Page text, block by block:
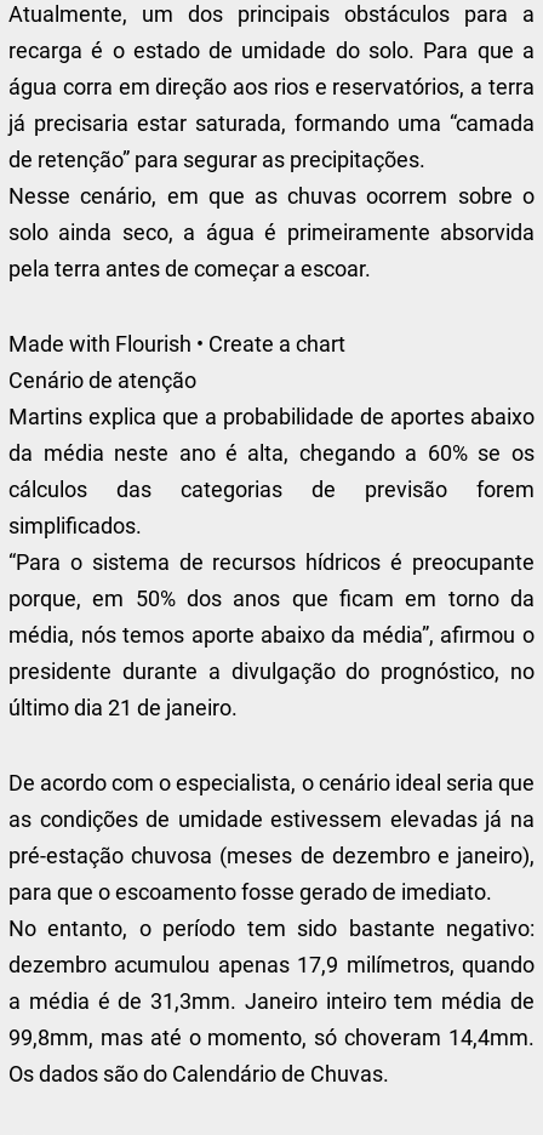
Atualmente, um dos principais obstáculos para a
recarga é o estado de umidade do solo. Para que a
água corra em direção aos rios e reservatórios, a terra
já precisaria estar saturada, formando uma “camada
de retenção” para segurar as precipitações.
Nesse cenário, em que as chuvas ocorrem sobre o
solo ainda seco, a água é primeiramente absorvida
pela terra antes de começar a escoar.
Made with Flourish • Create a chart
Cenário de atenção
Martins explica que a probabilidade de aportes abaixo
da média neste ano é alta, chegando a 60% se os
cálculos das categorias de previsão forem
simplificados.
“Para o sistema de recursos hídricos é preocupante
porque, em 50% dos anos que ficam em torno da
média, nós temos aporte abaixo da média”, afirmou o
presidente durante a divulgação do prognóstico, no
último dia 21 de janeiro.
De acordo com o especialista, o cenário ideal seria que
as condições de umidade estivessem elevadas já na
pré-estação chuvosa (meses de dezembro e janeiro),
para que o escoamento fosse gerado de imediato.
No entanto, o período tem sido bastante negativo:
dezembro acumulou apenas 17,9 milímetros, quando
a média é de 31,3mm. Janeiro inteiro tem média de
99,8mm, mas até o momento, só choveram 14,4mm.
Os dados são do Calendário de Chuvas.